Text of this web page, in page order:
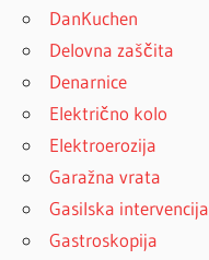
DanKuchen
Delovna zaščita
Denarnice
Električno kolo
Elektroerozija
Garažna vrata
Gasilska intervencija
Gastroskopija